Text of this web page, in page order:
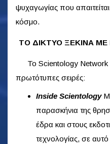
ψυχαγωγίας που
κόσμο.
ΤΟ ΔΙΚΤΥΟ ΞΕΚΙΝΑ ΜΕ
Το Scientology Network
πρωτότυπες σειρές:
Inside Scientology
παρασκήνια της
έδρα και στους
τεχνολογίας, σε